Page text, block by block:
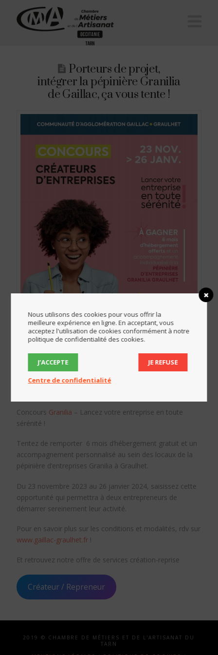
Porteurs de projet,
intégrer la pépinière Granilia
de Gaillac, ça vous tente !
Porteurs de projet, intégrer la pépinière Granilia de
Concours Granilia – Lancez votre entreprise en toute
sérénité !
Tentez de remporter 6 mois d’hébergement gratuit et un
accompagnement personnalisé au sein des locaux de la
pépinière d’entreprises Granilia à Graulhet.
Du 23 novembre 2023 au 26 janvier 2024, saisissez cette
opportunité qui permettra à deux entrepreneurs de
démarrer sereinement leur activité.
Pour en savoir plus sur les conditions et modalités, rdv sur
www.gaillac-graulhet.fr!
Et retrouvez notre offre de services création-reprise
Créateur / Repreneur
2019 © CHAMBRE DE MÉTIERS ET DE L'ARTISANAT DU
TARN
Nous utilisons des cookies pour vous offrir la
meilleure expérience en ligne. En acceptant, vous
acceptez l'utilisation de cookies conformément à notre
politique de confidentialité des cookies.
J’ACCEPTE JE REFUSE
Centre de confidentialité